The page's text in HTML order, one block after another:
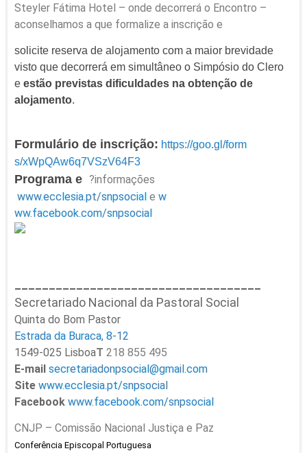
Steyler Fátima Hotel – onde decorrerá o Encontro –
aconselhamos a que formalize a inscrição e
solicite reserva de alojamento com a maior brevidade
visto que decorrerá em simultâneo o Simpósio do Clero
e estão previstas dificuldades na obtenção de
alojamento.
Formulário de inscrição: https://goo.gl/form
s/xWpQAw6q7VSzV64F3
Programa e ?informações
www.ecclesia.pt/snpsocial e w
ww.facebook.com/snpsocial
Secretariado Nacional da Pastoral Social
Quinta do Bom Pastor
Estrada da Buraca, 8-12
1549-025 LisboaT 218 855 495
E-mail secretariadonpsocial@gmail.com
Site www.ecclesia.pt/snpsocial
Facebook www.facebook.com/snpsocial
CNJP – Comissão Nacional Justiça e Paz
Conferência Episcopal Portuguesa